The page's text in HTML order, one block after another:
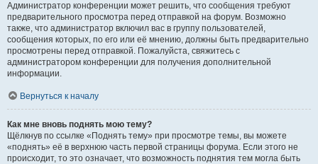
Администратор конференции может решить, что сообщения требуют
предварительного просмотра перед отправкой на форум. Возможно
также, что администратор включил вас в группу пользователей,
сообщения которых, по его или её мнению, должны быть предварительно
просмотрены перед отправкой. Пожалуйста, свяжитесь с
администратором конференции для получения дополнительной
информации.
Вернуться к началу
Как мне вновь поднять мою тему?
Щёлкнув по ссылке «Поднять тему» при просмотре темы, вы можете
«поднять» её в верхнюю часть первой страницы форума. Если этого не
происходит, то это означает, что возможность поднятия тем могла быть